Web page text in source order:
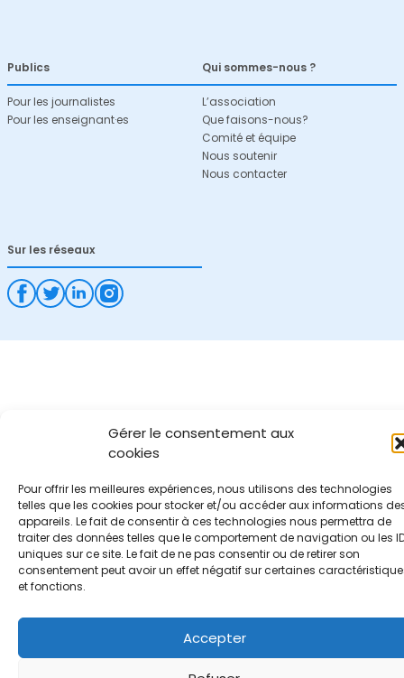
Gérer le consentement aux
cookies
Pour offrir les meilleures expériences, nous utilisons des technologies
telles que les cookies pour stocker et/ou accéder aux informations
appareils. Le fait de consentir à ces technologies nous permettra de
traiter des données telles que le comportement de navigation ou les
uniques sur ce site. Le fait de ne pas consentir ou de retirer son
consentement peut avoir un effet négatif sur certaines
et fonctions.
Accepter
Publics
Pour les journalistes
Pour les enseignant·es
Qui sommes-nous ?
L’association
Que faisons-nous?
Comité et équipe
Nous soutenir
Nous contacter
Sur les réseaux